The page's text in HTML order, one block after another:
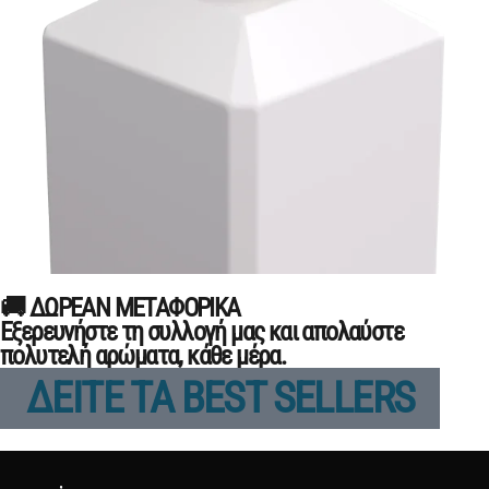
🚚 ΔΩΡΕΑΝ ΜΕΤΑΦΟΡΙΚΑ
Εξερευνήστε τη συλλογή μας και απολαύστε
πολυτελή αρώματα, κάθε μέρα.
ΔΕΙΤΕ ΤΑ BEST SELLERS